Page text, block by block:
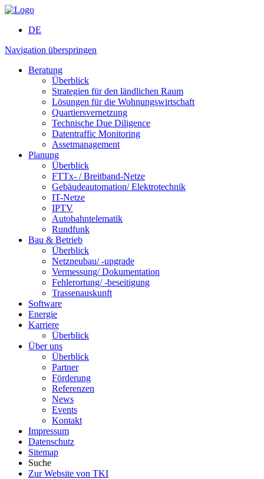
DE
Navigation überspringen
Beratung
Überblick
Strategien für den ländlichen Raum
Lösungen für die Wohnungs­wirtschaft
Quartiers­vernetzung
Technische Due Diligence
Datentraffic Monitoring
Assetmanagement
Planung
Überblick
FTTx- / Breitband-Netze
Gebäude­automation/ Elektro­technik
IT-Netze
IPTV
Autobahn­telematik
Rundfunk
Bau & Betrieb
Überblick
Netzneubau/ -upgrade
Ver­messung/ Doku­mentation
Fehlerortung/ -beseitigung
Trassenauskunft
Software
Energie
Karriere
Überblick
Über uns
Überblick
Partner
Förderung
Referenzen
News
Events
Kontakt
Impressum
Datenschutz
Sitemap
Suche
Zur Website von TKI